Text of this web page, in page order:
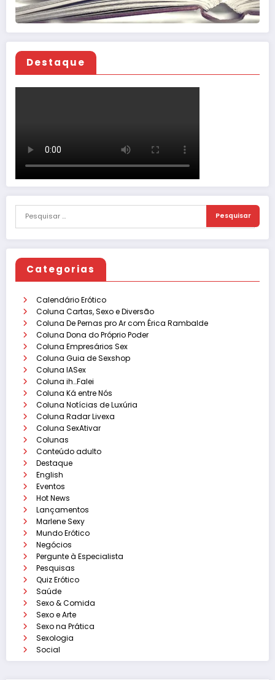
Destaque
Categorias
Calendário Erótico
Coluna Cartas, Sexo e Diversão
Coluna De Pernas pro Ar com Érica Rambalde
Coluna Dona do Próprio Poder
Coluna Empresários Sex
Coluna Guia de Sexshop
Coluna IASex
Coluna ih…Falei
Coluna Ká entre Nós
Coluna Notícias de Luxúria
Coluna Radar Livexa
Coluna SexAtivar
Colunas
Conteúdo adulto
Destaque
English
Eventos
Hot News
Lançamentos
Marlene Sexy
Mundo Erótico
Negócios
Pergunte à Especialista
Pesquisas
Quiz Erótico
Saúde
Sexo & Comida
Sexo e Arte
Sexo na Prática
Sexologia
Social